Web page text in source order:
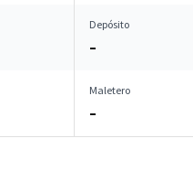
Depósito
–
Maletero
–